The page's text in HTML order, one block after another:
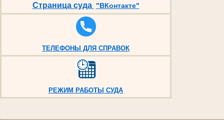
Страница суда "ВКонтакте"
ТЕЛЕФОНЫ ДЛЯ СПРАВОК
РЕЖИМ РАБОТЫ СУДА